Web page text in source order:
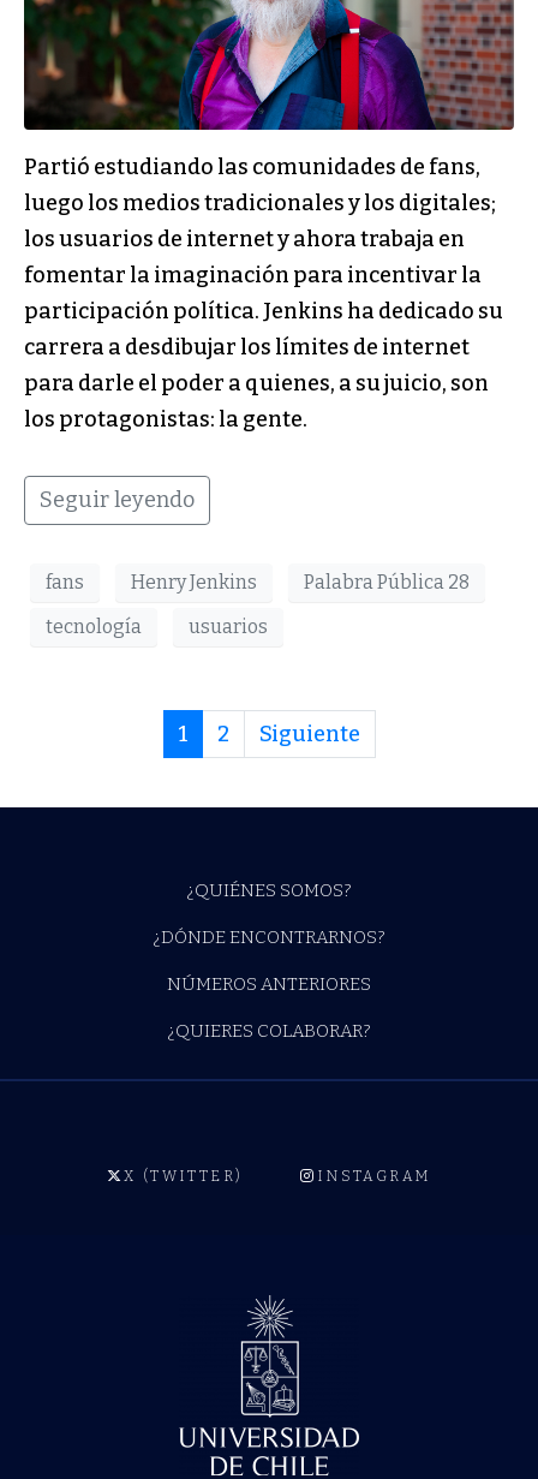
Partió estudiando las comunidades de fans,
luego los medios tradicionales y los digitales;
los usuarios de internet y ahora trabaja en
fomentar la imaginación para incentivar la
participación política. Jenkins ha dedicado su
carrera a desdibujar los límites de internet
para darle el poder a quienes, a su juicio, son
los protagonistas: la gente.
Seguir leyendo
fans Henry Jenkins
Palabra Pública 28
tecnología
usuarios
1 2 Siguiente
¿QUIÉNES SOMOS?
¿DÓNDE ENCONTRARNOS?
NÚMEROS ANTERIORES
¿QUIERES COLABORAR?
X (TWITTER) INSTAGRAM